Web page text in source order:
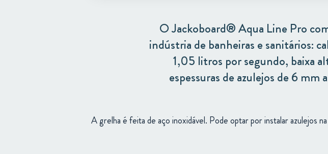
O Jackoboard® Aqua Line Pro
indústria de banheiras e sanitários:
1,05 litros por segundo, baixa
espessuras de azulejos de 6
A grelha é feita de aço inoxidável. Pode optar por instalar azulejos